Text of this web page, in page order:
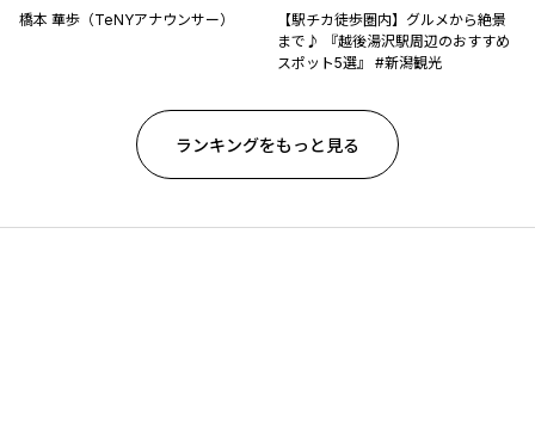
橋本 華歩（TeNYアナウンサー）
【駅チカ徒歩圏内】グルメから絶景
まで♪ 『越後湯沢駅周辺のおすすめ
スポット5選』 #新潟観光
ランキングをもっと見る